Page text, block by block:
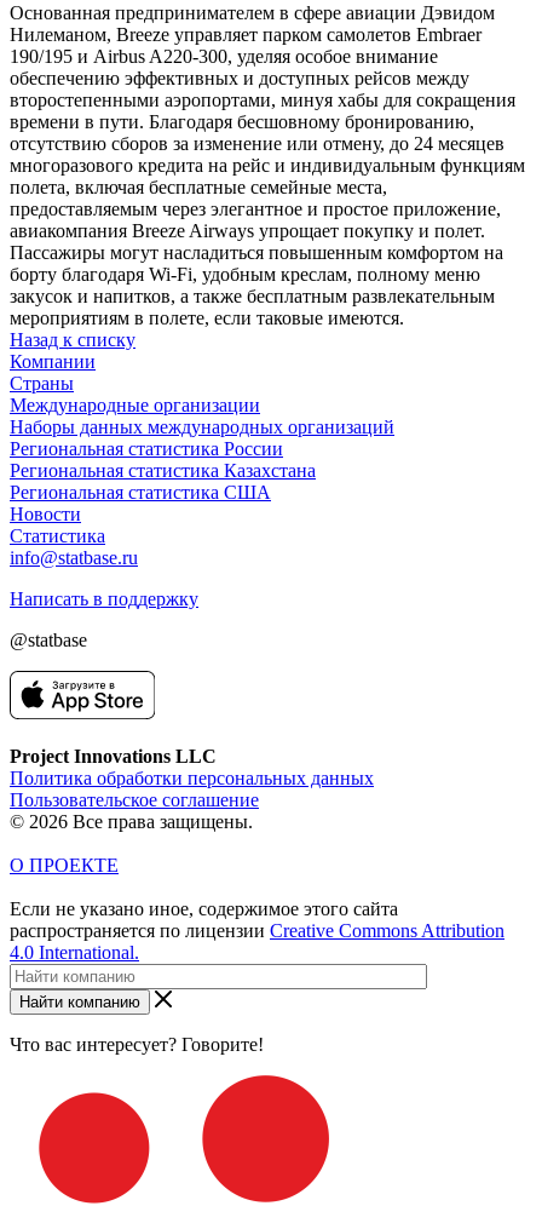
Основанная предпринимателем в сфере авиации Дэвидом
Нилеманом, Breeze управляет парком самолетов Embraer
190/195 и Airbus A220-300, уделяя особое внимание
обеспечению эффективных и доступных рейсов между
второстепенными аэропортами, минуя хабы для сокращения
времени в пути. Благодаря бесшовному бронированию,
отсутствию сборов за изменение или отмену, до 24 месяцев
многоразового кредита на рейс и индивидуальным функциям
полета, включая бесплатные семейные места,
предоставляемым через элегантное и простое приложение,
авиакомпания Breeze Airways упрощает покупку и полет.
Пассажиры могут насладиться повышенным комфортом на
борту благодаря Wi-Fi, удобным креслам, полному меню
закусок и напитков, а также бесплатным развлекательным
мероприятиям в полете, если таковые имеются.
Назад к списку
Компании
Страны
Международные организации
Наборы данных международных организаций
Региональная статистика России
Региональная статистика Казахстана
Региональная статистика США
Новости
Статистика
info@statbase.ru
Написать в поддержку
@statbase
Project Innovations LLC
Политика обработки персональных данных
Пользовательское соглашение
© 2026 Все права защищены.
О ПРОЕКТЕ
Если не указано иное, содержимое этого сайта
распространяется по лицензии Creative Commons Attribution
4.0 International.
Найти компанию
Что вас интересует? Говорите!